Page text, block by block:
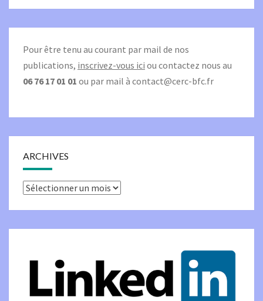
Pour être tenu au courant par mail de nos
publications, inscrivez-vous ici ou contactez nous au
06 76 17 01 01 ou par mail à contact@cerc-bfc.fr
ARCHIVES
Archives